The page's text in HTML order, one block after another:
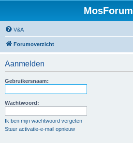
MosForum
V&A
Forumoverzicht
Aanmelden
Gebruikersnaam:
Wachtwoord:
Ik ben mijn wachtwoord vergeten
Stuur activatie-e-mail opnieuw